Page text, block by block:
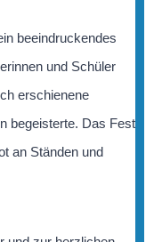
beeindruckendes
und Schüler
erschienene
begeisterte. Das Fest
an Ständen und